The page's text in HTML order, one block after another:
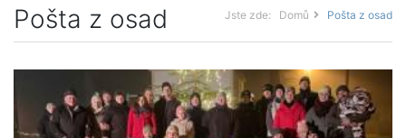
Pošta z osad Jste zde: Domů Pošta z osad